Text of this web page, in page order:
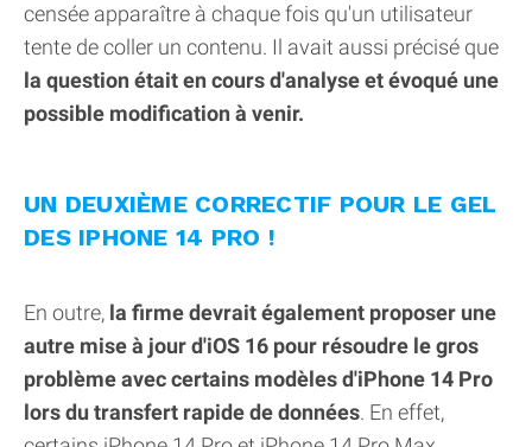
censée apparaître à chaque fois qu'un utilisateur
tente de coller un contenu. Il avait aussi précisé que
la question était en cours d'analyse et évoqué une
possible modification à venir.
UN DEUXIÈME CORRECTIF POUR LE GEL
DES IPHONE 14 PRO !
En outre, la firme devrait également proposer une
autre mise à jour d'iOS 16 pour résoudre le gros
problème avec certains modèles d'iPhone 14 Pro
lors du transfert rapide de données. En effet,